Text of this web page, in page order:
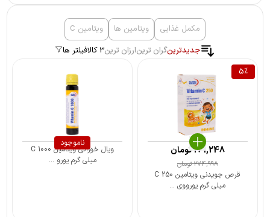
مکمل غذایی ویتامین ها
ویتامین C
جدیدترینگران ترینارزان ترین3 کالا
فیلتر ها
5%
قرص جویدنی ویتامین C 250
میلی گرم یورووی ...
274,998تومان
261,248تومان
ناموجود
ویال خوراکی ویتامین C 1000
میلی گرم یورو ...